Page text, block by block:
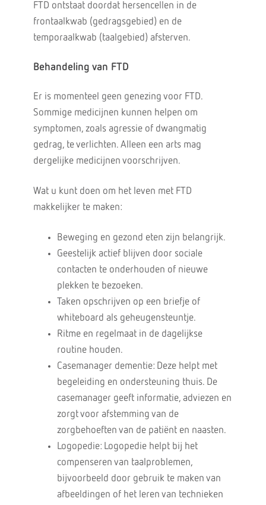
FTD ontstaat doordat hersencellen in de
frontaalkwab (gedragsgebied) en de
temporaalkwab (taalgebied) afsterven.
Behandeling van FTD
Er is momenteel geen genezing voor FTD.
Sommige medicijnen kunnen helpen om
symptomen, zoals agressie of dwangmatig
gedrag, te verlichten. Alleen een arts mag
dergelijke medicijnen voorschrijven.
Wat u kunt doen om het leven met FTD
makkelijker te maken:
Beweging en gezond eten zijn belangrijk.
Geestelijk actief blijven door sociale
contacten te onderhouden of nieuwe
plekken te bezoeken.
Taken opschrijven op een briefje of
whiteboard als geheugensteuntje.
Ritme en regelmaat in de dagelijkse
routine houden.
Casemanager dementie: Deze helpt met
begeleiding en ondersteuning thuis. De
casemanager geeft informatie, adviezen en
zorgt voor afstemming van de
zorgbehoeften van de patiënt en naasten.
Logopedie: Logopedie helpt bij het
compenseren van taalproblemen,
bijvoorbeeld door gebruik te maken van
afbeeldingen of het leren van technieken